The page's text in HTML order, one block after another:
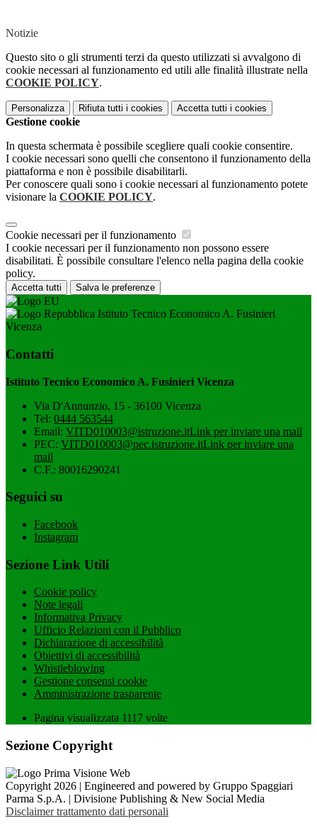
Notizie
Questo sito o gli strumenti terzi da questo utilizzati si avvalgono di
cookie necessari al funzionamento ed utili alle finalità illustrate nella
COOKIE POLICY.
Personalizza Rifiuta tutti i cookies Accetta tutti i cookies
Gestione cookie
In questa schermata è possibile scegliere quali cookie consentire.
I cookie necessari sono quelli che consentono il funzionamento della
piattaforma e non è possibile disabilitarli.
Per conoscere quali sono i cookie necessari al funzionamento potete
visionare la COOKIE POLICY.
Cookie necessari per il funzionamento
I cookie necessari per il funzionamento non possono essere
disabilitati. È possibile consultare l'elenco nella pagina della cookie
policy.
Accetta tutti Salva le preferenze
Istituto Tecnico Economico A. Fusinieri
Vicenza
Contatti
Istituto Tecnico Economico A. Fusinieri Vicenza
Via D'Annunzio, 15 - 36100 Vicenza
Tel: 0444 563544
Email: VITD010003@istruzione.itLink per inviare una mail
PEC: VITD010003@pec.istruzione.itLink per inviare una
mail
C.F.: 80016290241
Seguici su
Facebook
Instagram
Sezione Link Utili
Cookie policy
Note legali
Informativa Privacy
Ufficio Relazioni con il Pubblico
Dichiarazione di accessibilità
Obiettivi di accessibilità
Whistleblowing
Gestione consensi cookie
Amministrazione trasparente
Pagina visualizzata 1117 volte
Sezione Copyright
Copyright 2026 | Engineered and powered by Gruppo Spaggiari
Parma S.p.A. | Divisione Publishing & New Social Media
Disclaimer trattamento dati personali